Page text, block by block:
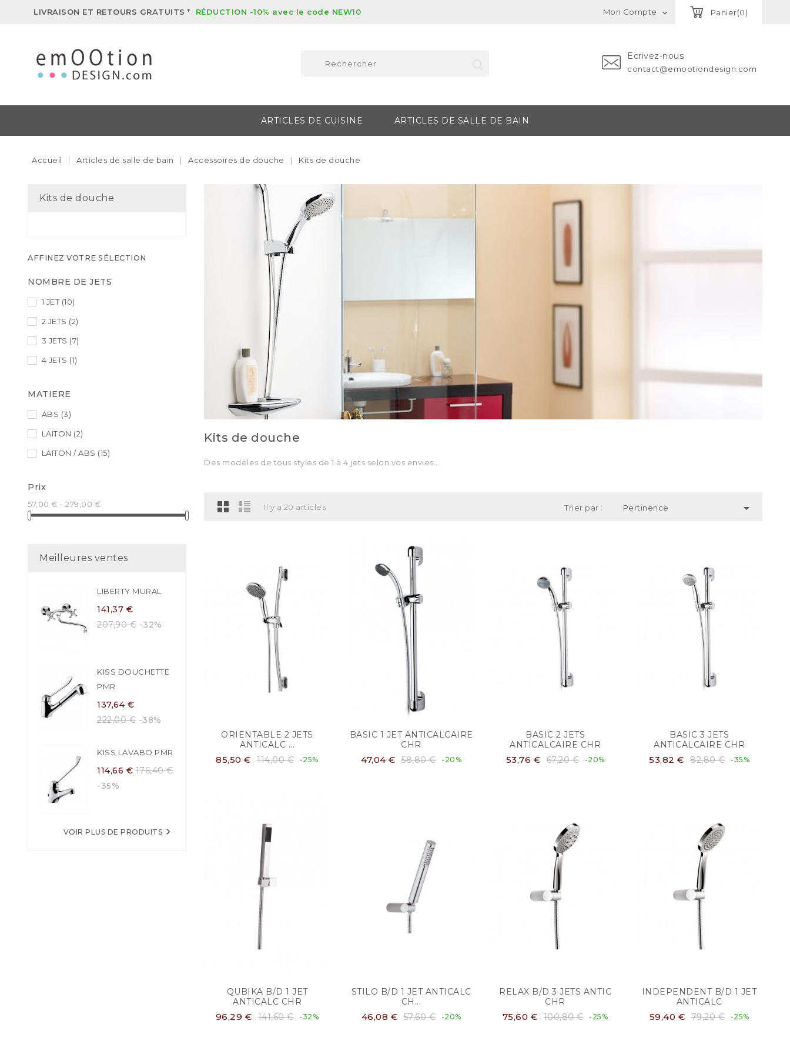
LIVRAISON ET RETOURS GRATUITS * RÉDUCTION -10% avec le code NEW10 Panier(0)
Mon Compte 
Ecrivez-nous
contact@emootiondesign.com
ARTICLES DE CUISINE ARTICLES DE SALLE DE BAIN
Accueil Articles de salle de bain Accessoires de douche Kits de douche
Kits de douche
AFFINEZ VOTRE SÉLECTION
NOMBRE DE JETS
1 JET (10)
2 JETS (2)
3 JETS (7)
4 JETS (1)
MATIERE
ABS (3)
LAITON (2)
LAITON / ABS (15)
Prix
57,00 € - 279,00 €
Meilleures ventes
LIBERTY MURAL
141,37 €
207,90 € -32%
KISS DOUCHETTE
PMR
137,64 €
222,00 € -38%
KISS LAVABO PMR
114,66 € 176,40 €
-35%
VOIR PLUS DE PRODUITS 
Kits de douche
Des modèles de tous styles de 1 à 4 jets selon vos envies…
Il y a 20 articles Trier par : Pertinence 
ORIENTABLE 2 JETS
ANTICALC ...
85,50 € 114,00 € -25%
BASIC 1 JET ANTICALCAIRE
CHR
47,04 € 58,80 € -20%
BASIC 2 JETS
ANTICALCAIRE CHR
53,76 € 67,20 € -20%
BASIC 3 JETS
ANTICALCAIRE CHR
53,82 € 82,80 € -35%
QUBIKA B/D 1 JET
ANTICALC CHR
96,29 € 141,60 € -32%
STILO B/D 1 JET ANTICALC
CH...
46,08 € 57,60 € -20%
RELAX B/D 3 JETS ANTIC
CHR
75,60 € 100,80 € -25%
INDEPENDENT B/D 1 JET
ANTICALC
59,40 € 79,20 € -25%